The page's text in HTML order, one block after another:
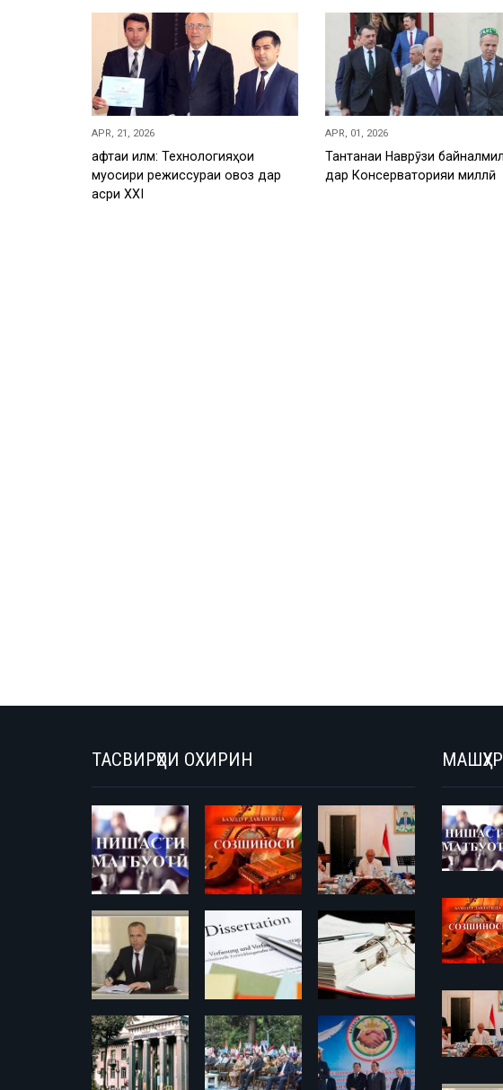
APR, 21, 2026
Ҳафтаи илм: Технологияҳои
муосири режиссураи овоз дар
асри XXI
APR, 01, 2026
Тантанаи Наврӯзи
дар Консерваторияи миллӣ
ТАСВИРҲОИ ОХИРИН МАШҲУР